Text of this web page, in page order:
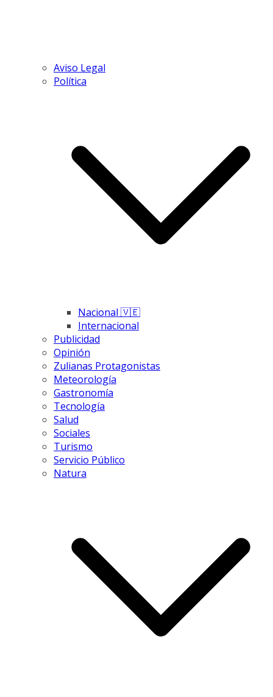
Aviso Legal
Política
Nacional 🇻🇪
Internacional
Publicidad
Opinión
Zulianas Protagonistas
Meteorología
Gastronomía
Tecnología
Salud
Sociales
Turismo
Servicio Público
Natura